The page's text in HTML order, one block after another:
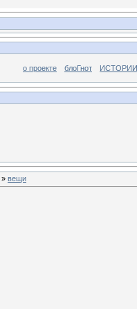
о проекте блоГнот
» вещи